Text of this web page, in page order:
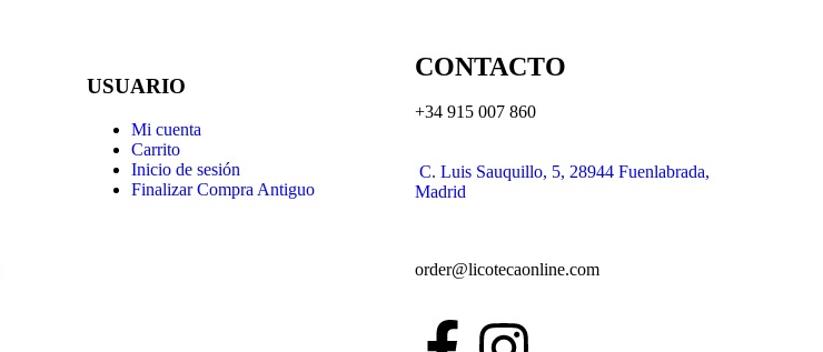
USUARIO
Mi cuenta
Carrito
Inicio de sesión
Finalizar Compra Antiguo
CONTACTO
+34 915 007 860
C. Luis Sauquillo, 5, 28944 Fuenlabrada,
Madrid
order@licotecaonline.com